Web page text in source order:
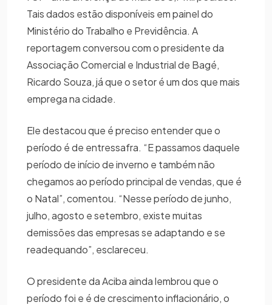
Tais dados estão disponíveis em painel do
Ministério do Trabalho e Previdência. A
reportagem conversou com o presidente da
Associação Comercial e Industrial de Bagé,
Ricardo Souza, já que o setor é um dos que mais
emprega na cidade.
Ele destacou que é preciso entender que o
período é de entressafra. “E passamos daquele
período de início de inverno e também não
chegamos ao período principal de vendas, que é
o Natal”, comentou. “Nesse período de junho,
julho, agosto e setembro, existe muitas
demissões das empresas se adaptando e se
readequando”, esclareceu.
O presidente da Aciba ainda lembrou que o
período foi e é de crescimento inflacionário, o